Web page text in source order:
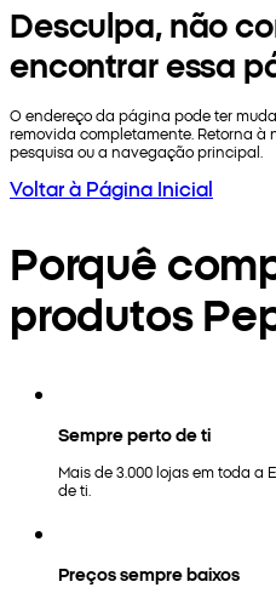
Desculpa, não
encontrar essa
O endereço da página pode ter
removida completamente. Retorna
pesquisa ou a navegação principal.
Voltar à Página Inicial
Porquê
produtos
Sempre perto de ti
Mais de 3.000 lojas em toda a
de ti.
Preços sempre baixos